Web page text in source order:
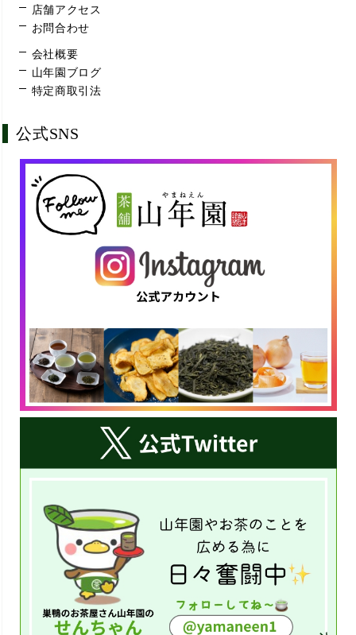
店舗アクセス
お問合わせ
会社概要
山年園ブログ
特定商取引法
公式SNS